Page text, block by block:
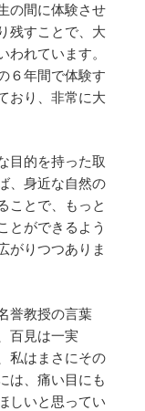
の間に体験させ
残すことで、大
われています。
６年間で体験す
おり、非常に大
目的を持った取
、身近な自然の
ことで、もっと
とができるよう
がりつつありま
誉教授の言葉
百見は一実
私はまさにその
は、痛い目にも
しいと思ってい